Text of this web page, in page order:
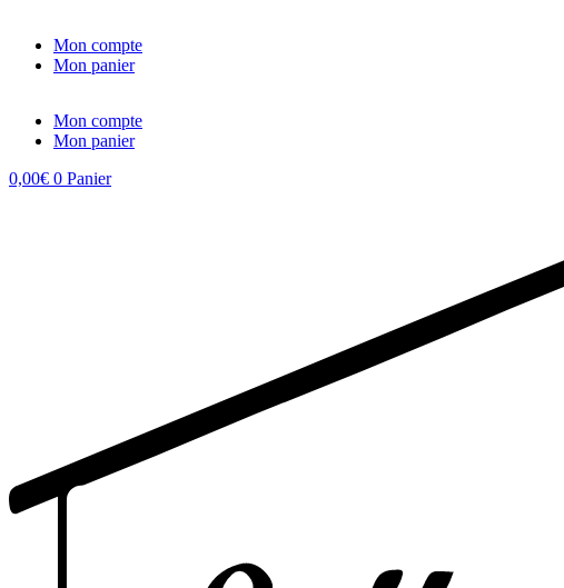
Mon compte
Mon panier
Mon compte
Mon panier
0,00€ 0 Panier